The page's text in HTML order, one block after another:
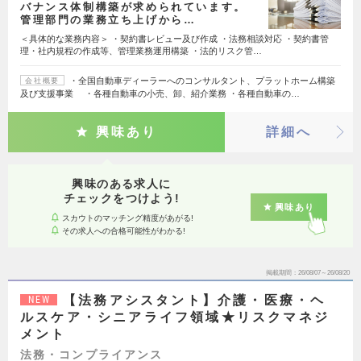
バナンス体制構築が求められています。
管理部門の業務立ち上げから…
＜具体的な業務内容＞ ・契約書レビュー及び作成 ・法務相談対応 ・契約書管
理・社内規程の作成等、管理業務運用構築 ・法的リスク管…
会社概要
・全国自動車ディーラーへのコンサルタント、プラットホーム構築
及び支援事業 ・各種自動車の小売、卸、紹介業務 ・各種自動車の…
興味あり 詳細へ
興味のある求人に
チェックをつけよう!
スカウトのマッチング精度があがる!
その求人への合格可能性がわかる!
興味あり
掲載期間 26/08/07～26/08/20
NEW
【法務アシスタント】介護・医療・ヘ
ルスケア・シニアライフ領域★リスクマネジ
メント
法務・コンプライアンス